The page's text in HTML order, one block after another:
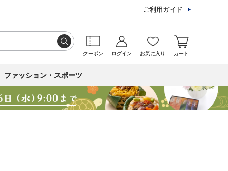
ご利用ガイド
クーポン ログイン お気に入り カート
ファッション・スポーツ